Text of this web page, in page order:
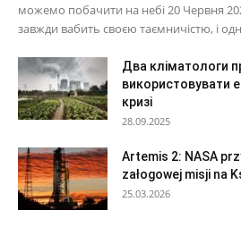
можемо побачити на небі 20 Червня
завжди вабить своєю таємничістю, і
Два кліматологи
використовувати
кризі
28.09.2025
Artemis 2: NASA
załogowej misji na
25.03.2026